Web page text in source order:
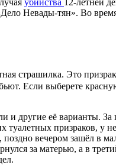
убийства 12-летней
Невады-тян». Во
страшилка. Это
Если выберете
и другие её варианты.
туалетных призраков,
вечером зашёл в
за матерью, а в